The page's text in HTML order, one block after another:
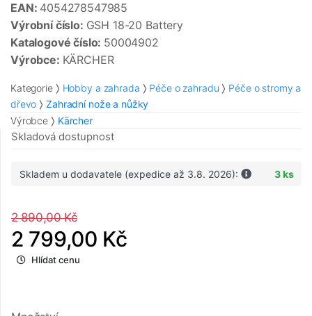
EAN: 4054278547985
Výrobní číslo: GSH 18-20 Battery
Katalogové číslo: 50004902
Výrobce: KÄRCHER
Kategorie Hobby a zahrada Péče o zahradu
Péče o stromy a
dřevo
Zahradní nože a nůžky
Výrobce
Kärcher
Skladová dostupnost
Skladem u dodavatele (expedice až 3.8. 2026): 3 ks
2 890,00 Kč
2 799,00 Kč
Hlídat cenu